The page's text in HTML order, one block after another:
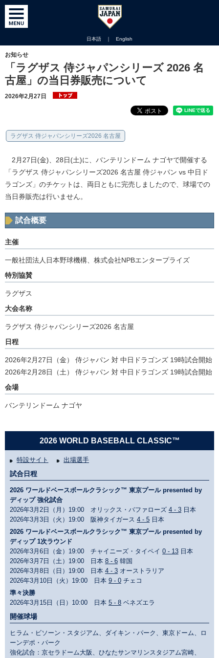
日本語 ｜ English
お知らせ
「ラグザス 侍ジャパンシリーズ 2026 名
古屋」の当日券販売について
2026年2月27日
ラグザス 侍ジャパンシリーズ2026 名古屋
2月27日(金)、28日(土)に、バンテリンドーム ナゴヤで開催する
「ラグザス 侍ジャパンシリーズ2026 名古屋 侍ジャパン vs 中日ド
ラゴンズ」のチケットは、両日ともに完売しましたので、球場での
当日券販売は行いません。
試合概要
主催
一般社団法人日本野球機構、株式会社NPBエンタープライズ
特別協賛
ラグザス
大会名称
ラグザス 侍ジャパンシリーズ2026 名古屋
日程
2026年2月27日（金） 侍ジャパン 対 中日ドラゴンズ 19時試合開始
2026年2月28日（土） 侍ジャパン 対 中日ドラゴンズ 19時試合開始
会場
バンテリンドーム ナゴヤ
2026 WORLD BASEBALL CLASSIC™
特設サイト 出場選手
試合日程
2026 ワールドベースボールクラシック™ 東京プール presented by
ディップ 強化試合
2026年3月2日（月）19:00 オリックス・バファローズ 4 - 3 日本
2026年3月3日（火）19:00 阪神タイガース 4 - 5 日本
2026 ワールドベースボールクラシック™ 東京プール presented by
ディップ 1次ラウンド
2026年3月6日（金）19:00 チャイニーズ・タイペイ 0 - 13 日本
2026年3月7日（土）19:00 日本 8 - 6 韓国
2026年3月8日（日）19:00 日本 4 - 3 オーストラリア
2026年3月10日（火）19:00 日本 9 - 0 チェコ
準々決勝
2026年3月15日（日）10:00 日本 5 - 8 ベネズエラ
開催球場
ヒラム・ビソーン・スタジアム、ダイキン・パーク、東京ドーム、ロ
ーンデポ・パーク
強化試合：京セラドーム大阪、ひなたサンマリンスタジアム宮崎、